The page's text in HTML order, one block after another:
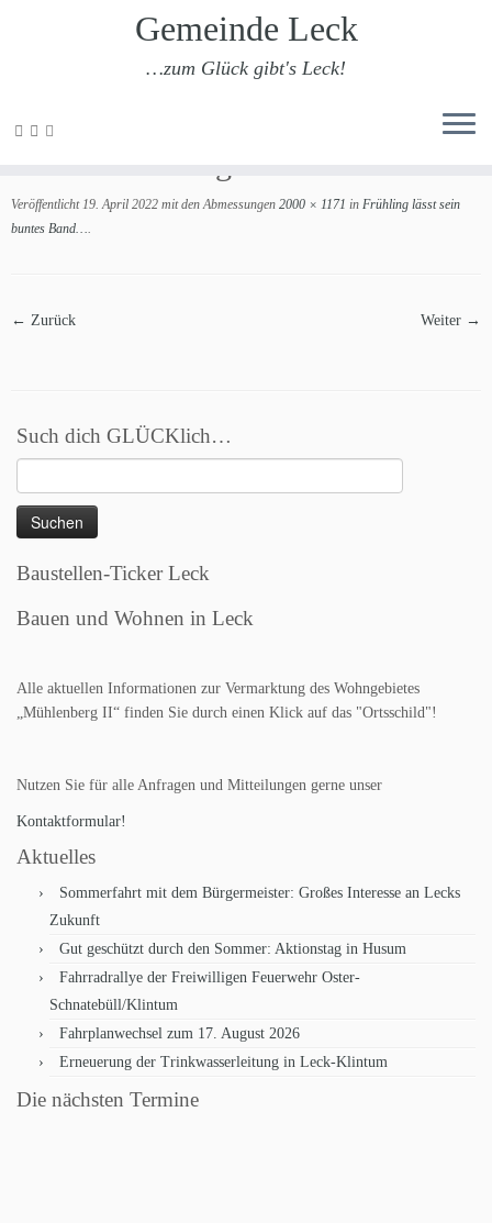
Zum
Gemeinde Leck
…zum Glück gibt's Leck!
Veröffentlicht 19. April 2022 mit den Abmessungen 2000 × 1171 in Frühling lässt sein
buntes Band….
← Zurück Weiter →
Such dich GLÜCKlich…
nach:
Baustellen-Ticker Leck
Bauen und Wohnen in Leck
Alle aktuellen Informationen zur Vermarktung des Wohngebietes
„Mühlenberg II“ finden Sie durch einen Klick auf das "Ortsschild"!
Nutzen Sie für alle Anfragen und Mitteilungen gerne unser
Kontaktformular!
Aktuelles
Sommerfahrt mit dem Bürgermeister: Großes Interesse an Lecks
Zukunft
Gut geschützt durch den Sommer: Aktionstag in Husum
Fahrradrallye der Freiwilligen Feuerwehr Oster-
Schnatebüll/Klintum
Fahrplanwechsel zum 17. August 2026
Erneuerung der Trinkwasserleitung in Leck-Klintum
Die nächsten Termine